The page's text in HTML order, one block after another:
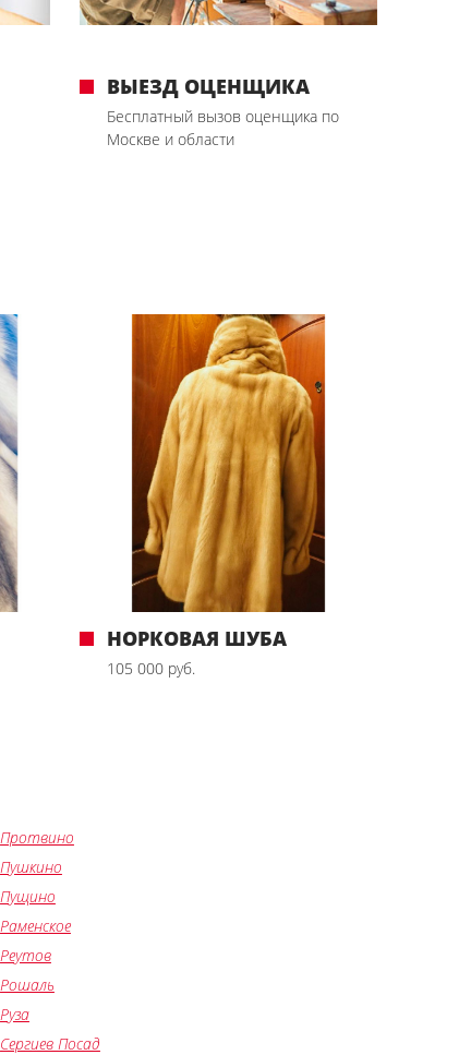
ВЫЕЗД ОЦЕНЩИКА
Бесплатный вызов оценщика по
Москве и области
НОРКОВАЯ ШУБА
105 000 руб.
Протвино
Пушкино
Пущино
Раменское
Реутов
Рошаль
Руза
Сергиев Посад